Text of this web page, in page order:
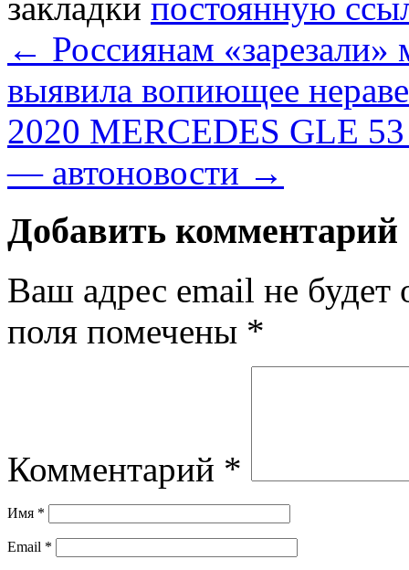
← Россиянам
выявила вопиющее
2020 MERCEDES GLE
— автоновости →
Добавить комментарий
Ваш адрес email не будет
поля помечены *
Комментарий *
Имя *
Email *